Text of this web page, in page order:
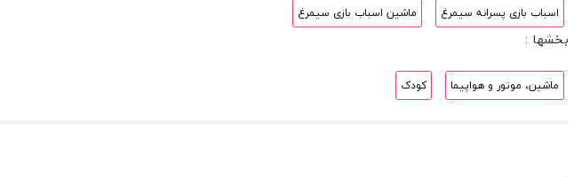
اسباب بازی پسرانه سیمرغ ماشین اسباب بازی سیمرغ
بخشها :
ماشین، موتور و هواپیما کودک